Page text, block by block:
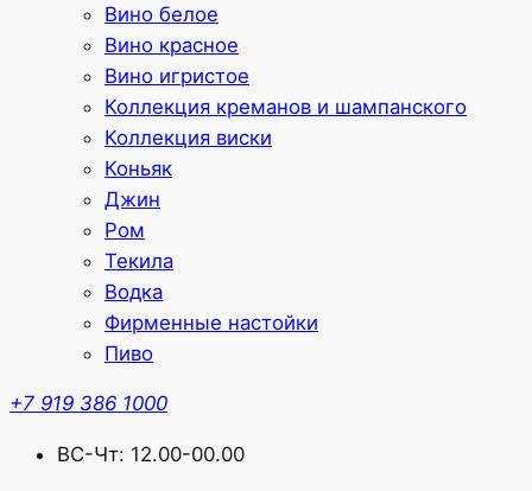
Вино белое
Вино красное
Вино игристое
Коллекция креманов и шампанского
Коллекция виски
Коньяк
Джин
Ром
Текила
Водка
Фирменные настойки
Пиво
+7 919 386 1000
ВС-Чт: 12.00-00.00